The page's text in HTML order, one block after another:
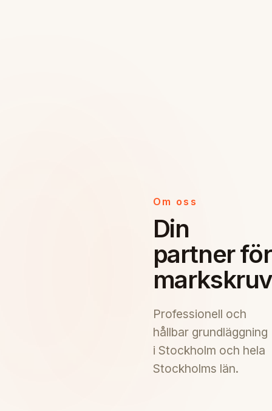
Om oss
Din
partner för
markskruv
Professionell och
hållbar grundläggning
i Stockholm och hela
Stockholms län.